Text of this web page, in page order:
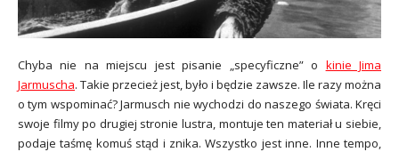
Chyba nie na miejscu jest pisanie „specyficzne” o kinie Jima
Jarmuscha. Takie przecież jest, było i będzie zawsze. Ile razy można
o tym wspominać? Jarmusch nie wychodzi do naszego świata. Kręci
swoje filmy po drugiej stronie lustra, montuje ten materiał u siebie,
podaje taśmę komuś stąd i znika. Wszystko jest inne. Inne tempo,